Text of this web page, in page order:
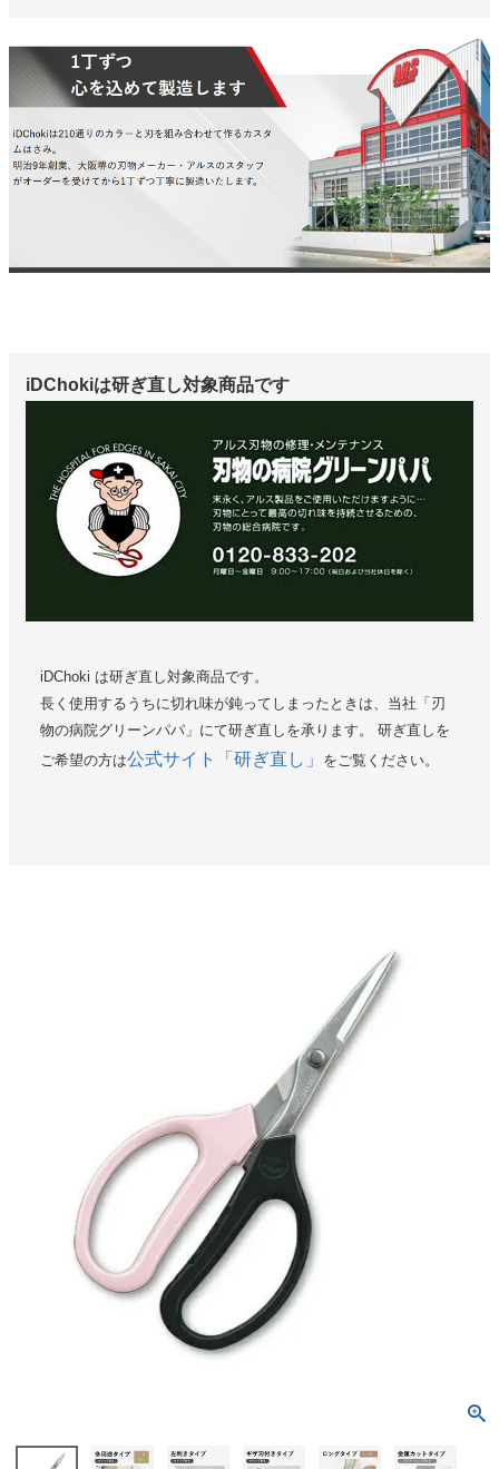
iDChokiは研ぎ直し対象商品です
iDChoki は研ぎ直し対象商品です。
長く使用するうちに切れ味が鈍ってしまったときは、当社「刃
物の病院グリーンパパ」にて研ぎ直しを承ります。 研ぎ直しを
ご希望の方は公式サイト「研ぎ直し」 をご覧ください。